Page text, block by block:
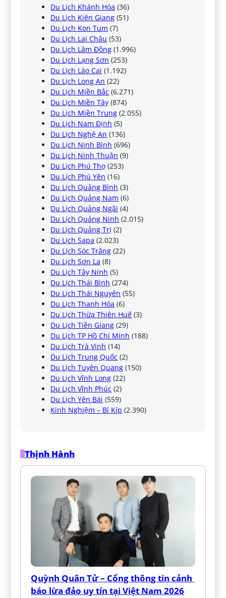
Du Lịch Khánh Hòa (36)
Du Lịch Kiên Giang (51)
Du Lịch Kon Tum (7)
Du Lịch Lai Châu (53)
Du Lịch Lâm Đồng (1.996)
Du Lịch Lạng Sơn (253)
Du Lịch Lào Cai (1.192)
Du Lịch Long An (22)
Du Lịch Miền Bắc (6.271)
Du Lịch Miền Tây (874)
Du Lịch Miền Trung (2.055)
Du Lịch Nam Định (5)
Du Lịch Nghệ An (136)
Du Lịch Ninh Bình (696)
Du Lịch Ninh Thuận (9)
Du Lịch Phú Thọ (253)
Du Lịch Phú Yên (16)
Du Lịch Quảng Bình (3)
Du Lịch Quảng Nam (6)
Du Lịch Quảng Ngãi (4)
Du Lịch Quảng Ninh (2.015)
Du Lịch Quảng Trị (2)
Du Lịch Sapa (2.023)
Du Lịch Sóc Trăng (22)
Du Lịch Sơn La (8)
Du Lịch Tây Ninh (5)
Du Lịch Thái Bình (274)
Du Lịch Thái Nguyên (55)
Du Lịch Thanh Hóa (6)
Du Lịch Thừa Thiên Huế (3)
Du Lịch Tiền Giang (29)
Du Lịch TP Hồ Chí Minh (188)
Du Lịch Trà Vinh (14)
Du Lịch Trung Quốc (2)
Du Lịch Tuyên Quang (150)
Du Lịch Vĩnh Long (22)
Du Lịch Vĩnh Phúc (2)
Du Lịch Yên Bái (559)
Kinh Nghiệm – Bí Kíp (2.390)
Thịnh Hành
Quỳnh Quân Tử – Cổng thông tin cảnh
báo lừa đảo uy tín tại Việt Nam 2026